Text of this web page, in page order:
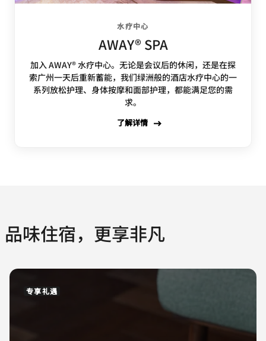
水疗中心
AWAY® SPA
加入 AWAY® 水疗中心。无论是会议后的休闲，还是在探
索广州一天后重新蓄能，我们绿洲般的酒店水疗中心的一
系列放松护理、身体按摩和面部护理，都能满足您的需
求。
了解详情
品味住宿，更享非凡
专享礼遇